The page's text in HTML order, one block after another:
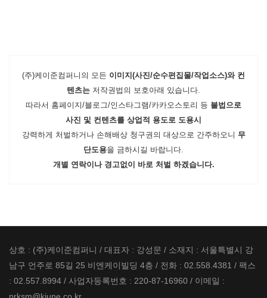
(주)케이준컴퍼니의 모든 이미지(사진/순수편집물/작업소스)와 컨
텐츠는 저작권법의 보호아래 있습니다.
따라서 홈페이지/블로그/인스타그램/카카오스토리 등 불법으로
사진 및 컨텐츠를 상업적 용도로 도용시
강력하게 처벌하거나 손해배상 청구권의 대상으로 간주하오니 무
단도용을 금하시길 바랍니다.
개별 연락이나 경고없이 바로 처벌 하겠습니다.
상호 : (주)케이준컴퍼니 / 대표자 : 강성문 / 소재지 : 서울특별시 강
남구 언주로 85길 25 비엔케이빌딩 4층 / 전화 : 02.558.4381 / 팩스
: 02.557.8994 / 사업자등록번호 : 220-87-16960 / 이메일 :